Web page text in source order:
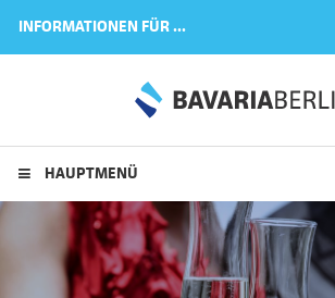
INFORMATIONEN FÜR ...
HAUPTMENÜ